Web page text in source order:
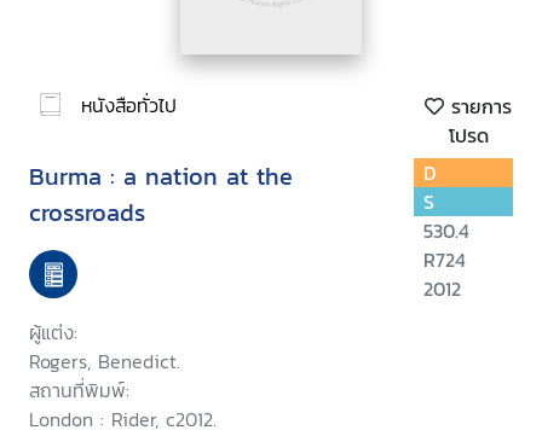
หนังสือทั่วไป
รายการ
โปรด
Burma : a nation at the
crossroads
ผู้แต่ง:
Rogers, Benedict.
สถานที่พิมพ์:
London : Rider, c2012.
D
S
530.4
R724
2012